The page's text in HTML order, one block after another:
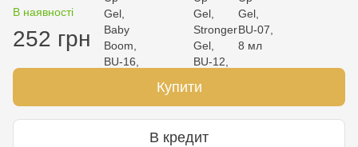
В наявності
252 грн
Купити
В кредит